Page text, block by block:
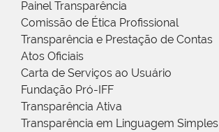
Painel Transparência
Comissão de Ética Profissional
Transparência e Prestação de Contas
Atos Oficiais
Carta de Serviços ao Usuário
Fundação Pró-IFF
Transparência Ativa
Transparência em Linguagem Simples